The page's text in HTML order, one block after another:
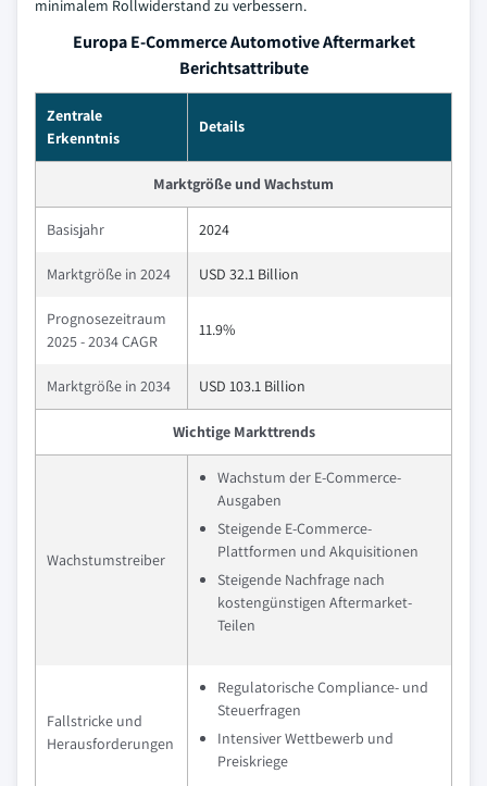
minimalem Rollwiderstand zu verbessern.
Europa E-Commerce Automotive Aftermarket
Berichtsattribute
Zentrale
Erkenntnis
Details
Marktgröße und Wachstum
Basisjahr 2024
Marktgröße in 2024 USD 32.1 Billion
Prognosezeitraum
2025 - 2034 CAGR
11.9%
Marktgröße in 2034 USD 103.1 Billion
Wichtige Markttrends
Wachstumstreiber
Wachstum der E-Commerce-
Ausgaben
Steigende E-Commerce-
Plattformen und Akquisitionen
Steigende Nachfrage nach
kostengünstigen Aftermarket-
Teilen
Fallstricke und
Herausforderungen
Regulatorische Compliance- und
Steuerfragen
Intensiver Wettbewerb und
Preiskriege